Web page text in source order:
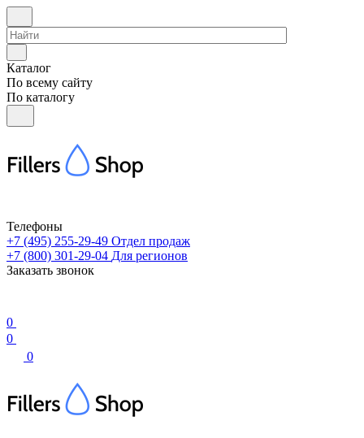
Каталог
По всему сайту
По каталогу
Телефоны
+7 (495) 255-29-49 Отдел продаж
+7 (800) 301-29-04 Для регионов
Заказать звонок
0
0
0